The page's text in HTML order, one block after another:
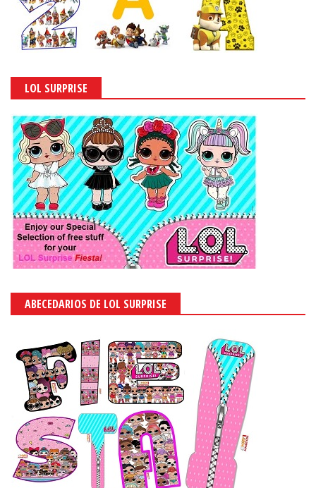
LOL SURPRISE
ABECEDARIOS DE LOL SURPRISE